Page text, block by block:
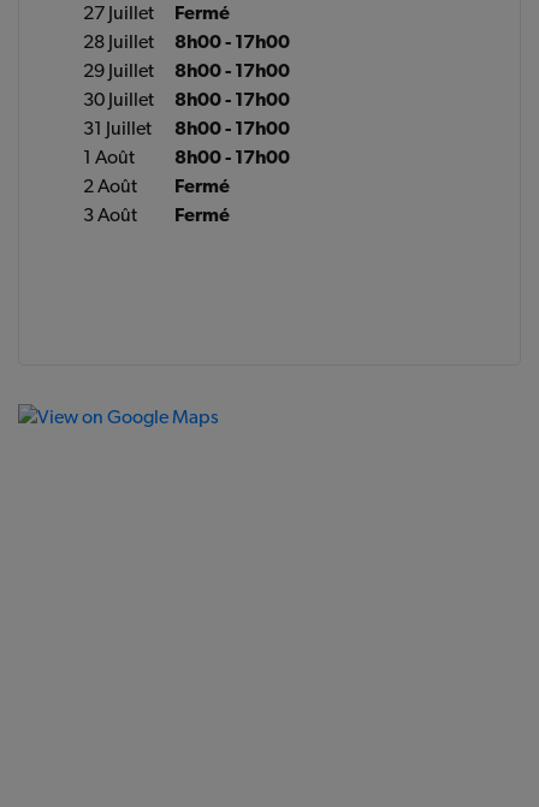
27 Juillet
Fermé
28 Juillet
8h00 - 17h00
29 Juillet
8h00 - 17h00
30 Juillet
8h00 - 17h00
31 Juillet
8h00 - 17h00
1 Août
8h00 - 17h00
2 Août
Fermé
3 Août
Fermé